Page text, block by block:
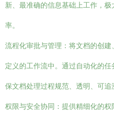
新、最准确的信息基础上工作，
率。
流程化审批与管理：将文档的创
定义的工作流中。通过自动化的
保文档处理过程规范、透明、可追
权限与安全协同：提供精细化的